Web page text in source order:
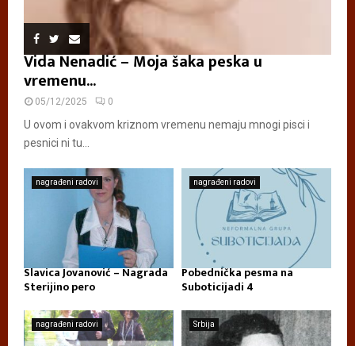
Vida Nenadić – Moja šaka peska u
vremenu...
05/12/2025 0
U ovom i ovakvom kriznom vremenu nemaju mnogi pisci i
pesnici ni tu...
nagrađeni radovi
Slavica Jovanović – Nagrada
Sterijino pero
nagrađeni radovi
Pobednička pesma na
Suboticijadi 4
nagrađeni radovi Srbija